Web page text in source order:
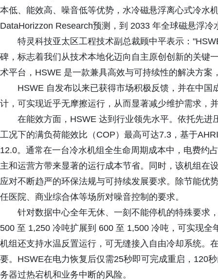
本低、能效高、噪音低等优势，水冷磁悬浮离心式冷水
DataHorizzon Research预测，到 2033 年全球磁悬浮
特灵科技亚太区工程技术副总裁顾中平表示：
碑，标志着我们从技术本地化迈向自主原创创新的关键
术平台，HSWE 是一款兼具高效与可持续性的解决方
HSWE 自发布以来已获得市场积极反馈，并在中
计，可实现近乎无摩擦运行，从而显著减少维护需求，
在能效方面，HSWE 达到行业领先水平。依托先
工况下的满负荷能效比（COP）最高可达7.3，基于
12.0。通常在一台冷水机组全生命周期成本中，电费约
主和运营方带来显著的运行成本节省。同时，该机组在
应对不断趋严的环保法规与可持续发展要求。除节能优
任医院、商业综合体等场所对噪音控制的要求。
针对数据中心全年无休、一刻不能停机的特殊要求
500 至 1,250 冷吨扩展到 600 至 1,500 冷吨，可实现
机组还支持水温反置运行，可无缝接入自由冷却系统。
要。HSWE在电力恢复后仅需25秒即可完成重启，120
务器过热宕机和业务中断的风险。